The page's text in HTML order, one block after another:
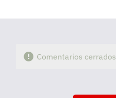
Comentarios cerrados